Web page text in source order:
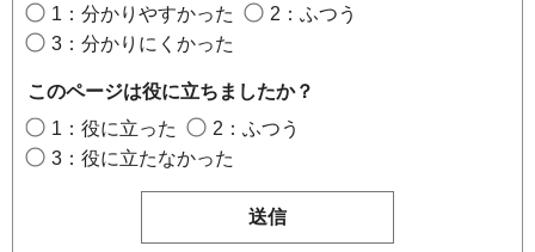
1：分かりやすかった
2：ふつう
3：分かりにくかった
このページは役に立ちましたか？
1：役に立った
2：ふつう
3：役に立たなかった